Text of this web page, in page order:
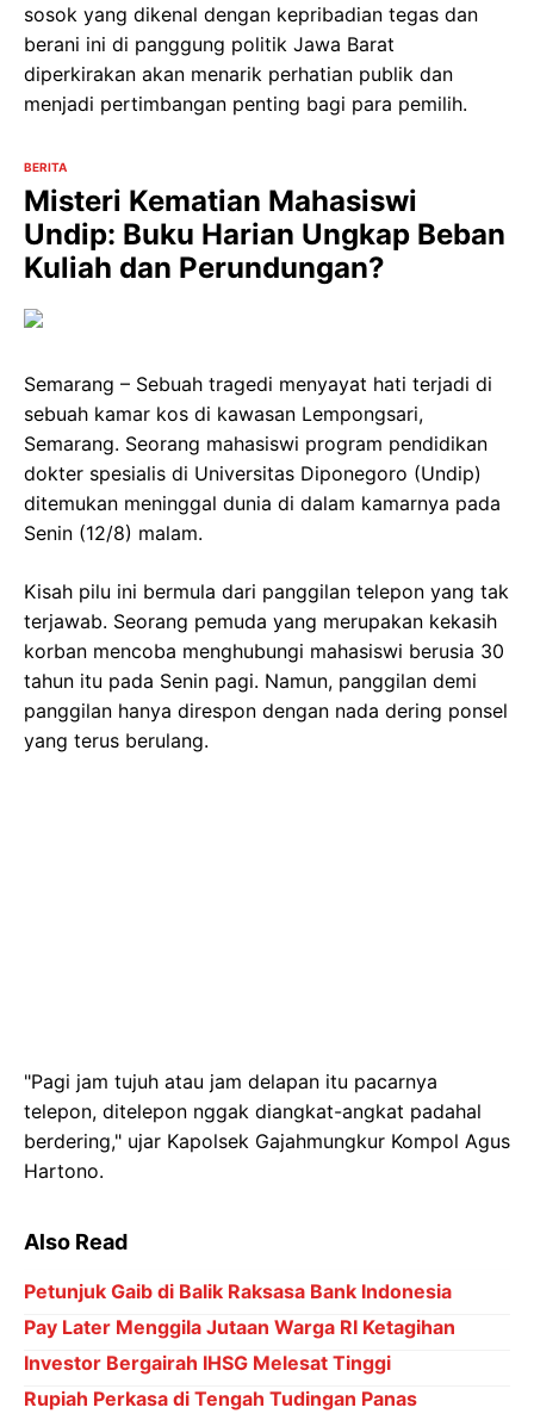
sosok yang dikenal dengan kepribadian tegas dan
berani ini di panggung politik Jawa Barat
diperkirakan akan menarik perhatian publik dan
menjadi pertimbangan penting bagi para pemilih.
BERITA
Misteri Kematian Mahasiswi
Undip: Buku Harian Ungkap Beban
Kuliah dan Perundungan?
Semarang – Sebuah tragedi menyayat hati terjadi di
sebuah kamar kos di kawasan Lempongsari,
Semarang. Seorang mahasiswi program pendidikan
dokter spesialis di Universitas Diponegoro (Undip)
ditemukan meninggal dunia di dalam kamarnya pada
Senin (12/8) malam.
Kisah pilu ini bermula dari panggilan telepon yang tak
terjawab. Seorang pemuda yang merupakan kekasih
korban mencoba menghubungi mahasiswi berusia 30
tahun itu pada Senin pagi. Namun, panggilan demi
panggilan hanya direspon dengan nada dering ponsel
yang terus berulang.
"Pagi jam tujuh atau jam delapan itu pacarnya
telepon, ditelepon nggak diangkat-angkat padahal
berdering," ujar Kapolsek Gajahmungkur Kompol Agus
Hartono.
Also Read
Petunjuk Gaib di Balik Raksasa Bank Indonesia
Pay Later Menggila Jutaan Warga RI Ketagihan
Investor Bergairah IHSG Melesat Tinggi
Rupiah Perkasa di Tengah Tudingan Panas